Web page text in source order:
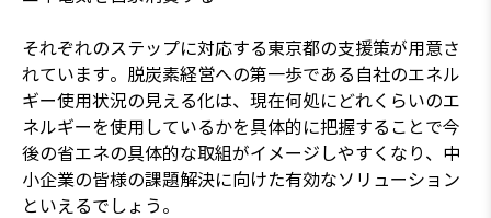
それぞれのステップに対応する東京都の支援策が用意さ
れています。脱炭素経営への第一歩である自社のエネル
ギー使用状況の見える化は、現在何処にどれくらいのエ
ネルギーを使用しているかを具体的に把握することで今
後の省エネの具体的な取組がイメージしやすくなり、中
小企業の皆様の課題解決に向けた有効なソリューション
といえるでしょう。